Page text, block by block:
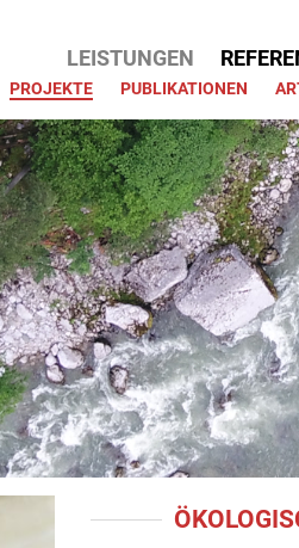
LEISTUNGEN
PROJEKTE PUBLIKATIONEN